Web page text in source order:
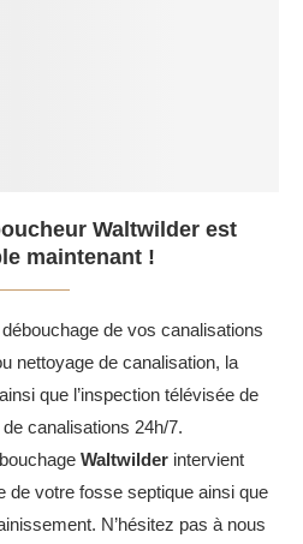
Waltwilder est
maintenant !
de vos canalisations
nettoyage de canalisation, la
que l’inspection télévisée de
canalisations 24h/7.
Waltwilderintervient
de votre fosse septique ainsi que
N’hésitez pas à nous